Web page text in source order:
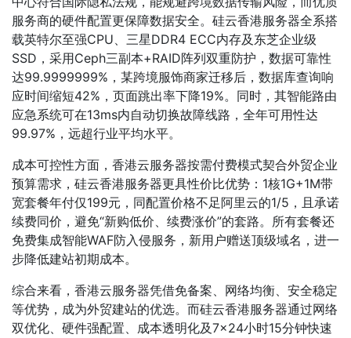
服务商的硬件配置更保障数据安全。硅云香港服务器全系搭
载英特尔至强CPU、三星DDR4 ECC内存及东芝企业级
SSD，采用Ceph三副本+RAID阵列双重防护，数据可靠性
达99.9999999%，某跨境服饰商家迁移后，数据库查询响
应时间缩短42%，页面跳出率下降19%。同时，其智能路由
应急系统可在13ms内自动切换故障线路，全年可用性达
99.97%，远超行业平均水平。
成本可控性方面，香港云服务器按需付费模式契合外贸企业
预算需求，硅云香港服务器更具性价比优势：1核1G+1M带
宽套餐年付仅199元，同配置价格不足阿里云的1/5，且承诺
续费同价，避免“新购低价、续费涨价”的套路。所有套餐还
免费集成智能WAF防入侵服务，新用户赠送顶级域名，进一
步降低建站初期成本。
综合来看，香港云服务器凭借免备案、网络均衡、安全稳定
等优势，成为外贸建站的优选。而硅云香港服务器通过网络
双优化、硬件强配置、成本透明化及7×24小时15分钟快速